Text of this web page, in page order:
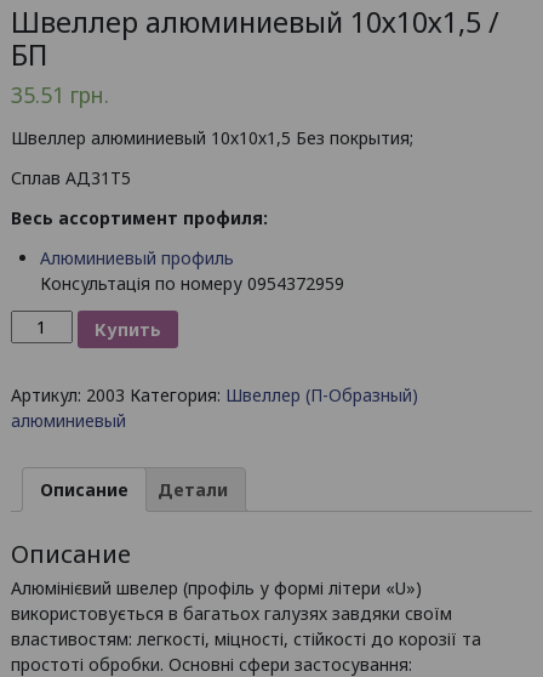
Швеллер алюминиевый 10х10х1,5 /
БП
35.51 грн.
Швеллер алюминиевый 10х10х1,5 Без покрытия;
Сплав АД31Т5
Весь ассортимент профиля:
Алюминиевый профиль
Консультація по номеру 0954372959
Количество
товара
алюминиевый
10х10х1,5
БП
Купить
Артикул: 2003 Категория: Швеллер (П-Образный)
алюминиевый
Описание Детали
Описание
Алюмінієвий швелер (профіль у формі літери «U»)
використовується в багатьох галузях завдяки своїм
властивостям: легкості, міцності, стійкості до корозії та
простоті обробки. Основні сфери застосування: